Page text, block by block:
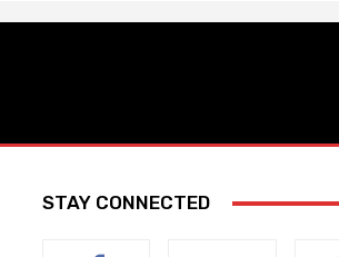
STAY CONNECTED